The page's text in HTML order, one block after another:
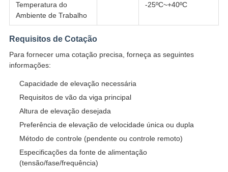
Temperatura do
Ambiente de Trabalho
-25ºC~+40ºC
Requisitos de Cotação
Para fornecer uma cotação precisa, forneça as seguintes
informações:
Capacidade de elevação necessária
Requisitos de vão da viga principal
Altura de elevação desejada
Preferência de elevação de velocidade única ou dupla
Método de controle (pendente ou controle remoto)
Especificações da fonte de alimentação
(tensão/fase/frequência)